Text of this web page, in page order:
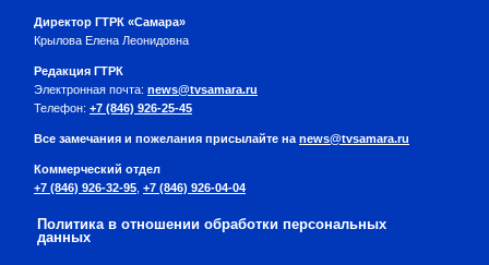
Директор ГТРК «Самара»
Крылова Елена Леонидовна
Редакция ГТРК
Электронная почта: news@tvsamara.ru
Телефон: +7 (846) 926-25-45
Все замечания и пожелания присылайте на news@tvsamara.ru
Коммерческий отдел
+7 (846) 926-32-95 +7 (846) 926-04-04
Политика в отношении обработки персональных
данных